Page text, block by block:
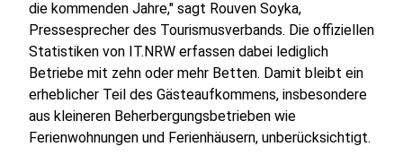
die kommenden Jahre," sagt Rouven Soyka,
Pressesprecher des Tourismusverbands. Die offiziellen
Statistiken von IT.NRW erfassen dabei lediglich
Betriebe mit zehn oder mehr Betten. Damit bleibt ein
erheblicher Teil des Gästeaufkommens, insbesondere
aus kleineren Beherbergungsbetrieben wie
Ferienwohnungen und Ferienhäusern, unberücksichtigt.